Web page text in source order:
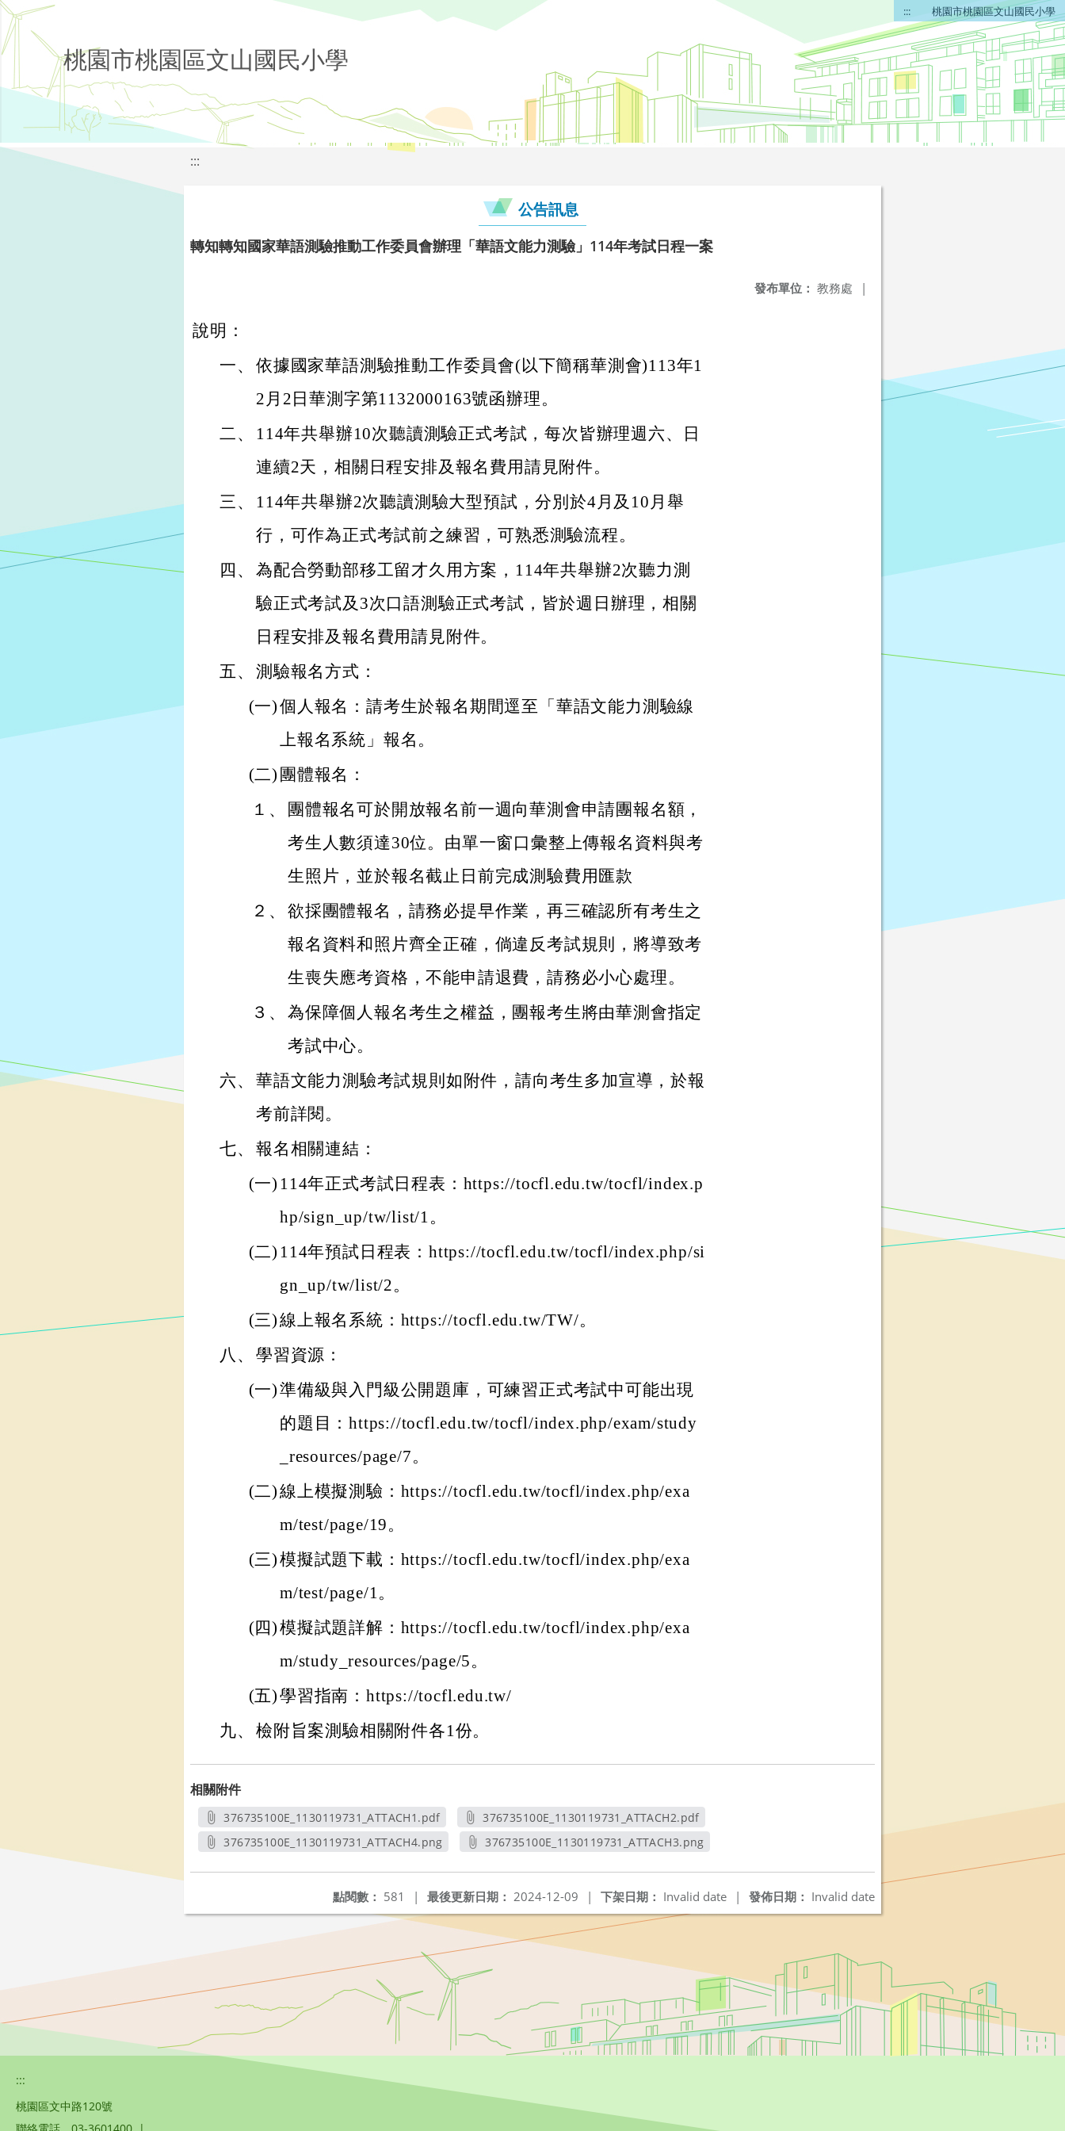
::: 桃園市桃園區文山國民小學
桃園市桃園區文山國民小學
:::
公告訊息
轉知轉知國家華語測驗推動工作委員會辦理「華語文能力測驗」114年考試日程一案
發布單位： 教務處 |
說明：
一、 依據國家華語測驗推動工作委員會(以下簡稱華測會)113年1
2月2日華測字第1132000163號函辦理。
二、
114年共舉辦10次聽讀測驗正式考試，每次皆辦理週六、日
連續2天，相關日程安排及報名費用請見附件。
三、
114年共舉辦2次聽讀測驗大型預試，分別於4月及10月舉
行，可作為正式考試前之練習，可熟悉測驗流程。
四、 為配合勞動部移工留才久用方案，114年共舉辦2次聽力測
驗正式考試及3次口語測驗正式考試，皆於週日辦理，相關
日程安排及報名費用請見附件。
五、 測驗報名方式：
(一)個人報名：請考生於報名期間逕至「華語文能力測驗線
上報名系統」報名。
(二) 團體報名：
１、
團體報名可於開放報名前一週向華測會申請團報名額，
考生人數須達30位。由單一窗口彙整上傳報名資料與考
生照片，並於報名截止日前完成測驗費用匯款
２、 欲採團體報名，請務必提早作業，再三確認所有考生之
報名資料和照片齊全正確，倘違反考試規則，將導致考
生喪失應考資格，不能申請退費，請務必小心處理。
３、 為保障個人報名考生之權益，團報考生將由華測會指定
考試中心。
六、 華語文能力測驗考試規則如附件，請向考生多加宣導，於報
考前詳閱。
七、 報名相關連結：
(一) 114年正式考試日程表：https://tocfl.edu.tw/tocfl/index.p
hp/sign_up/tw/list/1。
(二) 114年預試日程表：https://tocfl.edu.tw/tocfl/index.php/si
gn_up/tw/list/2。
(三)線上報名系統：https://tocfl.edu.tw/TW/。
八、 學習資源：
(一)準備級與入門級公開題庫，可練習正式考試中可能出現
的題目：https://tocfl.edu.tw/tocfl/index.php/exam/study
_resources/page/7。
(二)線上模擬測驗：https://tocfl.edu.tw/tocfl/index.php/exa
m/test/page/19。
(三)模擬試題下載：https://tocfl.edu.tw/tocfl/index.php/exa
m/test/page/1。
(四)模擬試題詳解：https://tocfl.edu.tw/tocfl/index.php/exa
m/study_resources/page/5。
(五)學習指南：https://tocfl.edu.tw/
九、 檢附旨案測驗相關附件各1份。
相關附件
376735100E_1130119731_ATTACH1.pdf
另開新視窗
376735100E_1130119731_ATTACH2.pdf
另開新視窗
376735100E_1130119731_ATTACH4.png
376735100E_1130119731_ATTACH3.png
發佈日期： Invalid date
下架日期： Invalid date |
最後更新日期： 2024-12-09 |
點閱數： 581 |
:::
桃園區文中路120號